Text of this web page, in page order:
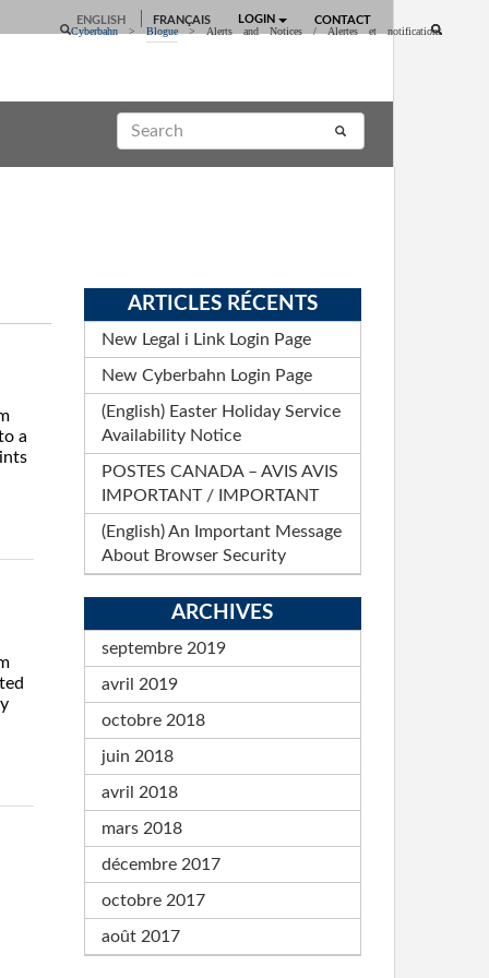
ENGLISH FRANÇAIS LOGIN CONTACT
Cyberbahn > Blogue > Alerts and Notices / Alertes et notifications
a
ARTICLES RÉCENTS
New Legal i Link Login Page
New Cyberbahn Login Page
(English) Easter Holiday Service
Availability Notice
POSTES CANADA – AVIS AVIS
IMPORTANT / IMPORTANT
(English) An Important Message
About Browser Security
ARCHIVES
septembre 2019
avril 2019
octobre 2018
juin 2018
avril 2018
mars 2018
décembre 2017
octobre 2017
août 2017